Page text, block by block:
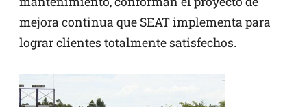
mejora continua que SEAT implementa para
lograr clientes totalmente satisfechos.